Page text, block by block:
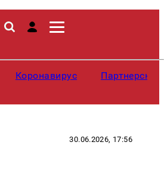
Коронавирус
30.06.2026, 17:56